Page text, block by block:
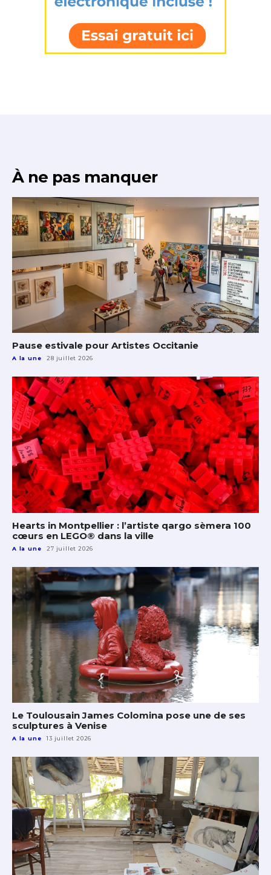
À ne pas manquer
Pause estivale pour Artistes Occitanie
A la une 28 juillet 2026
Hearts in Montpellier : l’artiste qargo sèmera 100
cœurs en LEGO® dans la ville
A la une 27 juillet 2026
Le Toulousain James Colomina pose une de ses
sculptures à Venise
A la une 13 juillet 2026